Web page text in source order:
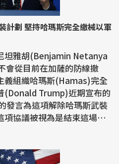
計劃 堅持哈瑪斯完全繳械以軍
坦雅胡(Benjamin Netanya
會從目前在加薩的防線撤
義組織哈瑪斯(Hamas)完全
(Donald Trump)近期宣布的
協議被視為是結束這場戰